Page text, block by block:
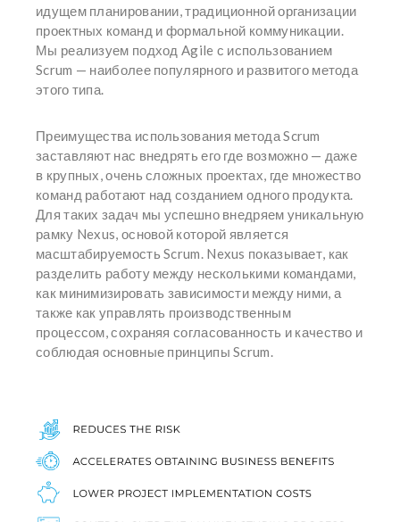
идущем планировании, традиционной организации
проектных команд и формальной коммуникации.
Мы реализуем подход Agile с использованием
Scrum — наиболее популярного и развитого метода
этого типа.
Преимущества использования метода Scrum
заставляют нас внедрять его где возможно — даже
в крупных, очень сложных проектах, где множество
команд работают над созданием одного продукта.
Для таких задач мы успешно внедряем уникальную
рамку Nexus, основой которой является
масштабируемость Scrum. Nexus показывает, как
разделить работу между несколькими командами,
как минимизировать зависимости между ними, а
также как управлять производственным
процессом, сохраняя согласованность и качество и
соблюдая основные принципы Scrum.